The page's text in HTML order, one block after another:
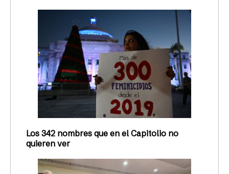
Los 342 nombres que en el Capitolio no
quieren ver